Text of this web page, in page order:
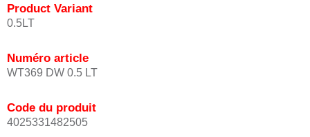
Product Variant
0.5LT
Numéro article
WT369 DW 0.5 LT
Code du produit
4025331482505